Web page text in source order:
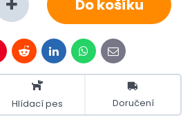
Do košíku
RedditLinkedInWhatsApp
E-
mail
Hlídací pes Doručení